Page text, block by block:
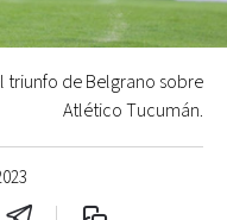
triunfo de Belgrano sobre
Atlético Tucumán.